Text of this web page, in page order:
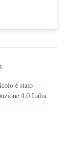
è stato
4.0 Italia.